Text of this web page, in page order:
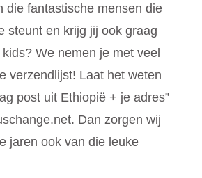
die fantastische mensen die
steunt en krijg jij ook graag
We nemen je met veel
verzendlijst! Laat het weten
post uit Ethiopië + je adres”
Dan zorgen wij
jaren ook van die leuke